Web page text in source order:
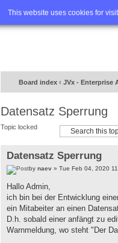
This website uses cookies for
Home
Board index ‹ JVx - Enterprise
Datensatz Sperrung
Topic locked
Datensatz Sperrung
by naev » Tue Feb 04, 2020
Hallo Admin,
ich bin bei der Entwicklung
ein Mitabeiter an einen
D.h. sobald einer anfängt zu
Warnmeldung, wo steht "Der